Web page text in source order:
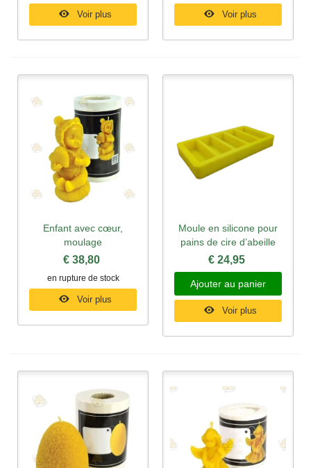
Voir plus Voir plus
Enfant avec cœur,
moulage
€ 38,80
en rupture de stock
Voir plus
Moule en silicone pour
pains de cire d’abeille
€ 24,95
Ajouter au panier
Voir plus